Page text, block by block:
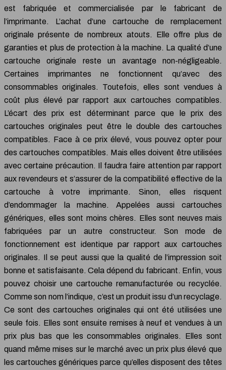
est fabriquée et commercialisée par le fabricant de
l’imprimante. L’achat d’une cartouche de remplacement
originale présente de nombreux atouts. Elle offre plus de
garanties et plus de protection à la machine. La qualité d’une
cartouche originale reste un avantage non-négligeable.
Certaines imprimantes ne fonctionnent qu’avec des
consommables originales. Toutefois, elles sont vendues à
coût plus élevé par rapport aux cartouches compatibles.
L’écart des prix est déterminant parce que le prix des
cartouches originales peut être le double des cartouches
compatibles. Face à ce prix élevé, vous pouvez opter pour
des cartouches compatibles. Mais elles doivent être utilisées
avec certaine précaution. Il faudra faire attention par rapport
aux revendeurs et s’assurer de la compatibilité effective de la
cartouche à votre imprimante. Sinon, elles risquent
d’endommager la machine. Appelées aussi cartouches
génériques, elles sont moins chères. Elles sont neuves mais
fabriquées par un autre constructeur. Son mode de
fonctionnement est identique par rapport aux cartouches
originales. Il se peut aussi que la qualité de l’impression soit
bonne et satisfaisante. Cela dépend du fabricant. Enfin, vous
pouvez choisir une cartouche remanufacturée ou recyclée.
Comme son nom l’indique, c’est un produit issu d’un recyclage.
Ce sont des cartouches originales qui ont été utilisées une
seule fois. Elles sont ensuite remises à neuf et vendues à un
prix plus bas que les consommables originales. Elles sont
quand même mises sur le marché avec un prix plus élevé que
les cartouches génériques parce qu’elles disposent des têtes